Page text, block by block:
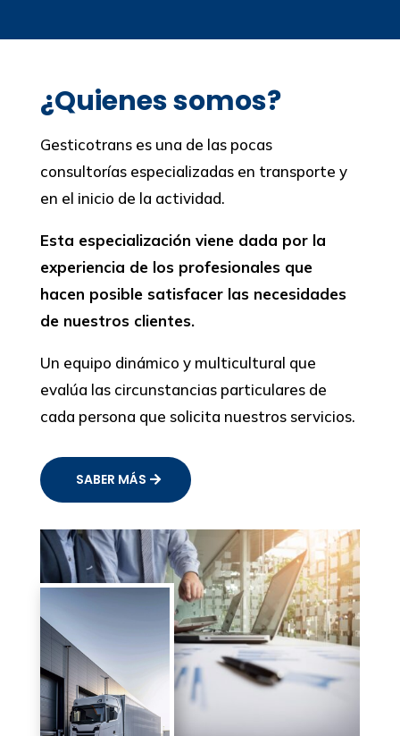
¿Quienes somos?
Gesticotrans es una de las pocas
consultorías especializadas en transporte y
en el inicio de la actividad.
Esta especialización viene dada por la
experiencia de los profesionales que
hacen posible satisfacer las necesidades
de nuestros clientes.
Un equipo dinámico y multicultural que
evalúa las circunstancias particulares de
cada persona que solicita nuestros servicios.
SABER MÁS